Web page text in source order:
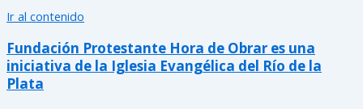
Ir al contenido
Fundación Protestante Hora de Obrar es una
iniciativa de la Iglesia Evangélica del Río de la
Plata